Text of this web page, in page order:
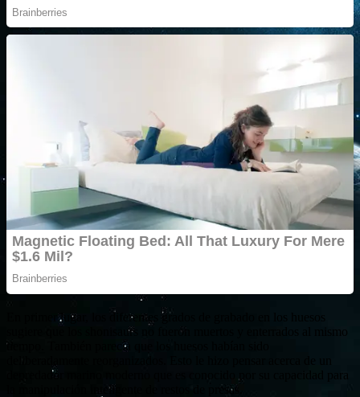
En primer lugar, los diferentes grados de grabado en los huesos
sugiere que los shonisaurs no fueron muertos y enterrados al mismo
tiempo. También parecía que los huesos habían sido
depredador marino moderno que es conocido por su capacidad para
la manipulación inteligente de restos de presas.